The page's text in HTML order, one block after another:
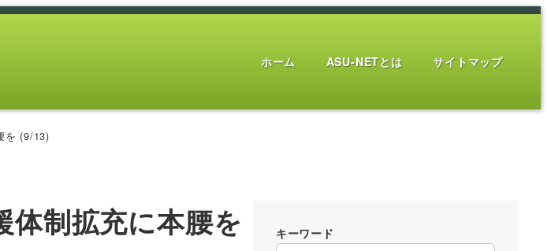
ホーム ASU-NETとは サイトマップ
を (9/13)
制拡充に本腰を
キーワード